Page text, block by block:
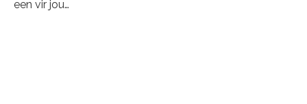
een vir jou…